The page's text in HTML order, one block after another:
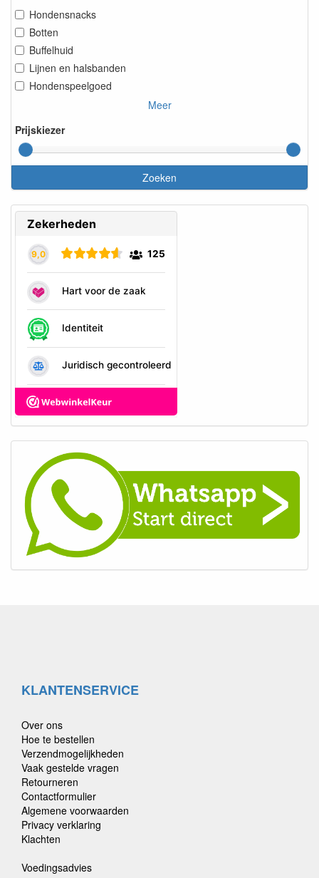
Hondensnacks
Botten
Buffelhuid
Lijnen en halsbanden
Hondenspeelgoed
Meer
Prijskiezer
Zoeken
KLANTENSERVICE
Over ons
Hoe te bestellen
Verzendmogelijkheden
Vaak gestelde vragen
Retourneren
Contactformulier
Algemene voorwaarden
Privacy verklaring
Klachten
Voedingsadvies